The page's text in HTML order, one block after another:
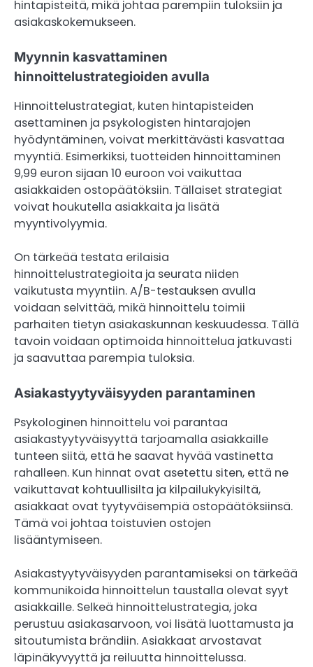
hintapisteitä, mikä johtaa parempiin tuloksiin ja
asiakaskokemukseen.
Myynnin kasvattaminen
hinnoittelustrategioiden avulla
Hinnoittelustrategiat, kuten hintapisteiden
asettaminen ja psykologisten hintarajojen
hyödyntäminen, voivat merkittävästi kasvattaa
myyntiä. Esimerkiksi, tuotteiden hinnoittaminen
9,99 euron sijaan 10 euroon voi vaikuttaa
asiakkaiden ostopäätöksiin. Tällaiset strategiat
voivat houkutella asiakkaita ja lisätä
myyntivolyymia.
On tärkeää testata erilaisia
hinnoittelustrategioita ja seurata niiden
vaikutusta myyntiin. A/B-testauksen avulla
voidaan selvittää, mikä hinnoittelu toimii
parhaiten tietyn asiakaskunnan keskuudessa. Tällä
tavoin voidaan optimoida hinnoittelua jatkuvasti
ja saavuttaa parempia tuloksia.
Asiakastyytyväisyyden parantaminen
Psykologinen hinnoittelu voi parantaa
asiakastyytyväisyyttä tarjoamalla asiakkaille
tunteen siitä, että he saavat hyvää vastinetta
rahalleen. Kun hinnat ovat asetettu siten, että ne
vaikuttavat kohtuullisilta ja kilpailukykyisiltä,
asiakkaat ovat tyytyväisempiä ostopäätöksiinsä.
Tämä voi johtaa toistuvien ostojen
lisääntymiseen.
Asiakastyytyväisyyden parantamiseksi on tärkeää
kommunikoida hinnoittelun taustalla olevat syyt
asiakkaille. Selkeä hinnoittelustrategia, joka
perustuu asiakasarvoon, voi lisätä luottamusta ja
sitoutumista brändiin. Asiakkaat arvostavat
läpinäkyvyyttä ja reiluutta hinnoittelussa.